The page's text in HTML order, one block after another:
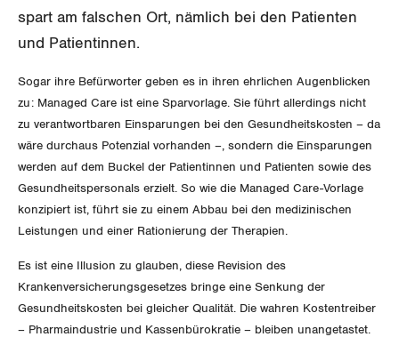
Ergänzungsleistungen
spart am falschen Ort, nämlich bei den Patienten
und Patientinnen.
Sogar ihre Befürworter geben es in ihren ehrlichen Augenblicken
zu: Managed Care ist eine Sparvorlage. Sie führt allerdings nicht
zu verantwortbaren Einsparungen bei den Gesundheitskosten – da
wäre durchaus Potenzial vorhanden –, sondern die Einsparungen
werden auf dem Buckel der Patientinnen und Patienten sowie des
Gesundheitspersonals erzielt. So wie die Managed Care-Vorlage
konzipiert ist, führt sie zu einem Abbau bei den medizinischen
Leistungen und einer Rationierung der Therapien.
Es ist eine Illusion zu glauben, diese Revision des
Krankenversicherungsgesetzes bringe eine Senkung der
Gesundheitskosten bei gleicher Qualität. Die wahren Kostentreiber
– Pharmaindustrie und Kassenbürokratie – bleiben unangetastet.